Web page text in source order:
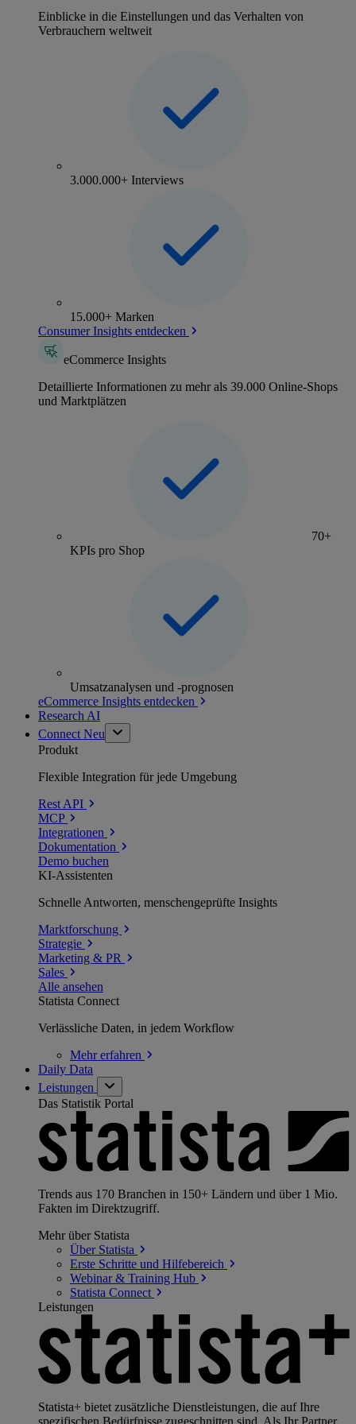
Einblicke in die Einstellungen und das Verhalten von
Verbrauchern weltweit
3.000.000+ Interviews
15.000+ Marken
Consumer Insights entdecken
eCommerce Insights
Detaillierte Informationen zu mehr als 39.000 Online-Shops
und Marktplätzen
70+
KPIs pro Shop
Umsatzanalysen und -prognosen
eCommerce Insights entdecken
Research AI
Connect Neu
Produkt
Flexible Integration für jede Umgebung
Rest API
MCP
Integrationen
Dokumentation
Demo buchen
KI-Assistenten
Schnelle Antworten, menschengeprüfte Insights
Marktforschung
Strategie
Marketing & PR
Sales
Alle ansehen
Statista Connect
Verlässliche Daten, in jedem Workflow
Mehrerfahren
Daily Data
Leistungen
Das Statistik Portal
Trends aus 170 Branchen in 150+ Ländern und über 1 Mio.
Fakten im Direktzugriff.
Mehr über Statista
Über Statista
Erste Schritte und Hilfebereich
Webinar & Training Hub
Statista Connect
Leistungen
Statista+ bietet zusätzliche Dienstleistungen, die auf Ihre
spezifischen Bedürfnisse zugeschnitten sind. Als Ihr Partner